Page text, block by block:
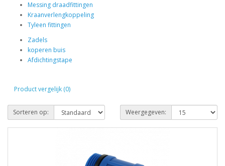
Messing draadfittingen
Kraanverlengkoppeling
Tyleen fittingen
Zadels
koperen buis
Afdichtingstape
Product vergelijk (0)
Sorteren op: Weergegeven: